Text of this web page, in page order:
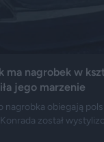
ma nagrobek w
jego marzenie
nagrobka obiegają
został